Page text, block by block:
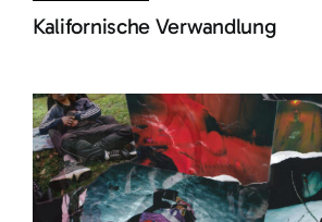
Kalifornische Verwandlung